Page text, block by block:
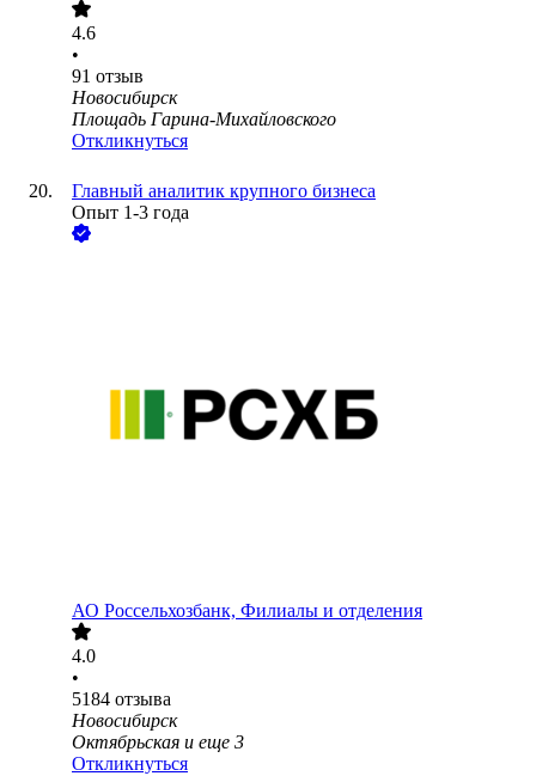
4.6
•
91 отзыв
Новосибирск
Площадь Гарина-Михайловского
Откликнуться
Главный аналитик крупного бизнеса
Опыт 1-3 года
АО Россельхозбанк, Филиалы и отделения
4.0
•
5184 отзыва
Новосибирск
Октябрьская и еще 3
Откликнуться